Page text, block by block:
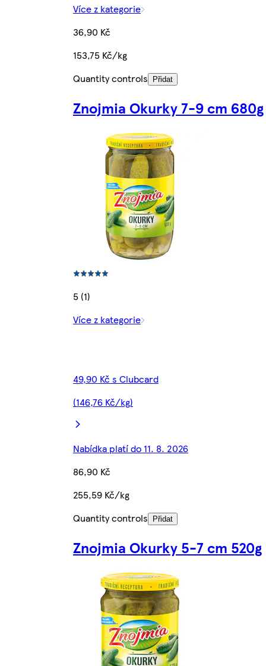
Více z kategorie
36,90 Kč
153,75 Kč/kg
Quantity controls
Přidat
Znojmia Okurky 7-9 cm 680g
5 (1)
Více z kategorie
49,90 Kč s Clubcard
(146,76 Kč/kg)
Nabídka platí do 11. 8. 2026
86,90 Kč
255,59 Kč/kg
Quantity controls
Přidat
Znojmia Okurky 5-7 cm 520g